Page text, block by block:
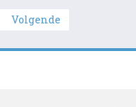
Volgende